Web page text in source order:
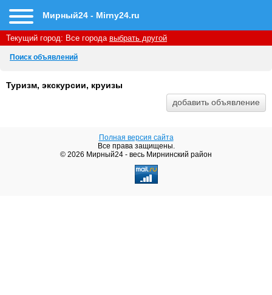
Мирный24 - Mirny24.ru
Текущий город: Все города выбрать другой
Поиск объявлений
Туризм, экскурсии, круизы
Полная версия сайта
Все права защищены.
© 2026 Мирный24 - весь Мирнинский район